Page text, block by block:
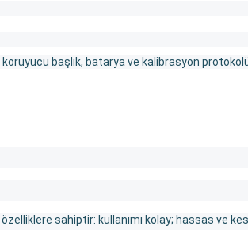
başlık, batarya ve kalibrasyon
sahiptir: kullanımı kolay; hassas ve